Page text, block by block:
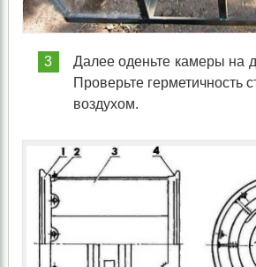
Далее оденьте камеры на
Проверьте герметичность
воздухом.